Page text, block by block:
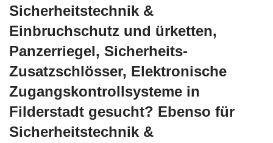
Sicherheitstechnik &
Einbruchschutz und ürketten,
Panzerriegel, Sicherheits-
Zusatzschlösser, Elektronische
Zugangskontrollsysteme in
Filderstadt gesucht? Ebenso für
Sicherheitstechnik &